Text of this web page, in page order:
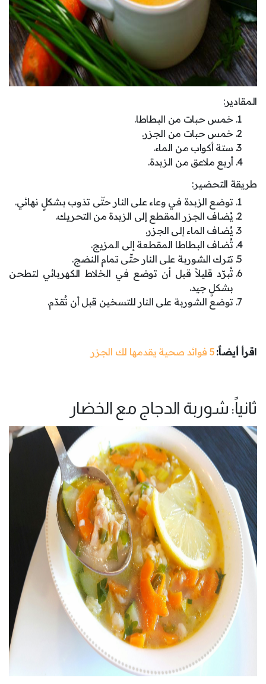
المقادير:
خمس حبات من البطاطا.
خمس حبات من الجزر.
ستة أكواب من الماء.
أربع ملاعق من الزبدة.
طريقة التحضير:
توضع الزبدة في وعاء على النار حتّى تذوب بشكلٍ نهائي.
يُضاف الجزر المقطع إلى الزبدة من التحريك.
يُضاف الماء إلى الجزر.
تُضاف البطاطا المقطعة إلى المزيج.
تترك الشوربة على النار حتّى تمام النضج.
تُبرّد قليلاً قبل أن توضع في الخلاط الكهربائي لتطحن
بشكلٍ جيد.
توضع الشوربة على النار للتسخين قبل أن تُقدّم.
اقرأ أيضاً: 5 فوائد صحية يقدمها لك الجزر
ثانياً: شوربة الدجاج مع الخضار